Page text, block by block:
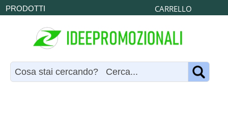
CARRELLO
PRODOTTI